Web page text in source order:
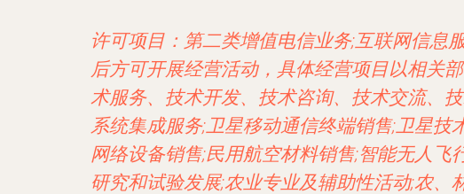
许可项目：第二类增值电信业务;互联网信息
后方可开展经营活动，具体经营项目以相关
术服务、技术开发、技术咨询、技术交流、
系统集成服务;卫星移动通信终端销售;卫星
网络设备销售;民用航空材料销售;智能无人
研究和试验发展;农业专业及辅助性活动;农